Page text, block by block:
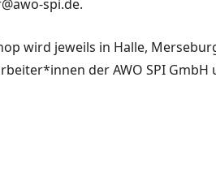
spi.de.
wird jeweils in Halle,
der AWO SPI GmbH